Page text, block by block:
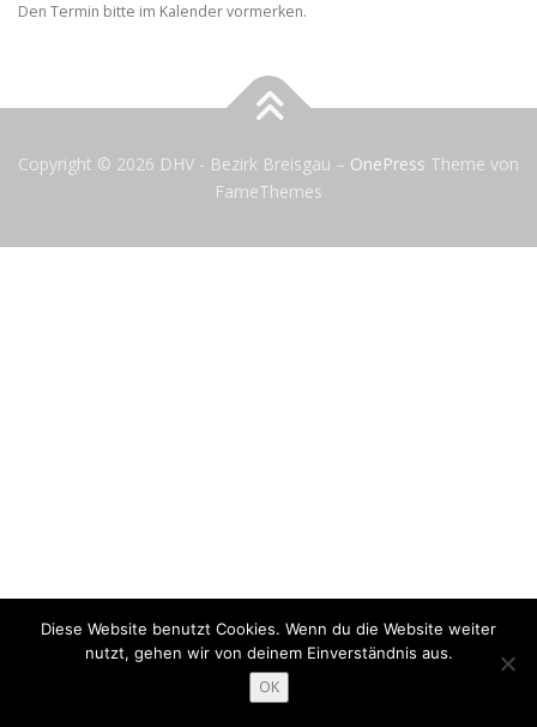
Den Termin bitte im Kalender vormerken.
Copyright © 2026 DHV - Bezirk Breisgau – OnePress Theme von
FameThemes
Diese Website benutzt Cookies. Wenn du die Website weiter
nutzt, gehen wir von deinem Einverständnis aus.
OK